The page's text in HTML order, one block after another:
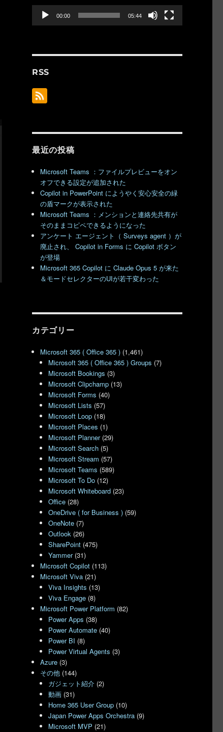
00:00 05:44
RSS
最近の投稿
Microsoft Teams ：ファイルプレビューをオン
オフできる設定が追加された
Copilot in PowerPoint にようやく安心安全の緑
の盾マークが表示された
Microsoft Teams ：メンションと連絡先共有が
そのままコピペできるようになった
アンケート エージェント（ Surveys agent ）が
廃止され、 Copilot in Forms に Copilot ボタン
が登場
Microsoft 365 Copilot に Claude Opus 5 が来た
＆モードセレクターのUIが若干変わった
カテゴリー
Microsoft 365 ( Office 365 ) (1,461)
Microsoft 365 ( Office 365 ) Groups (7)
Microsoft Bookings (3)
Microsoft Clipchamp (13)
Microsoft Forms (40)
Microsoft Lists (57)
Microsoft Loop (18)
Microsoft Places (1)
Microsoft Planner(29)
Microsoft Search (5)
Microsoft Stream (57)
Microsoft Teams (589)
Microsoft To Do (12)
Microsoft Whiteboard (23)
Office (28)
OneDrive ( for Business ) (59)
OneNote (7)
Outlook (26)
SharePoint (475)
Yammer(31)
Microsoft Copilot (113)
Microsoft Viva (21)
Viva Insights (13)
Viva Engage (8)
Microsoft Power Platform (82)
Power Apps (38)
Power Automate (40)
Power BI (8)
Power Virtual Agents (3)
Azure (3)
その他 (144)
ガジェット紹介 (2)
動画 (31)
Home 365 User Group (10)
Japan Power Apps Orchestra (9)
Microsoft MVP (21)